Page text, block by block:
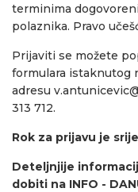
terminima
polaznika. Pravo
Prijaviti se možete
formulara istaknutog
adresu
313 712.
Rok za prijavu je
Deteljnjije
dobiti na INFO -